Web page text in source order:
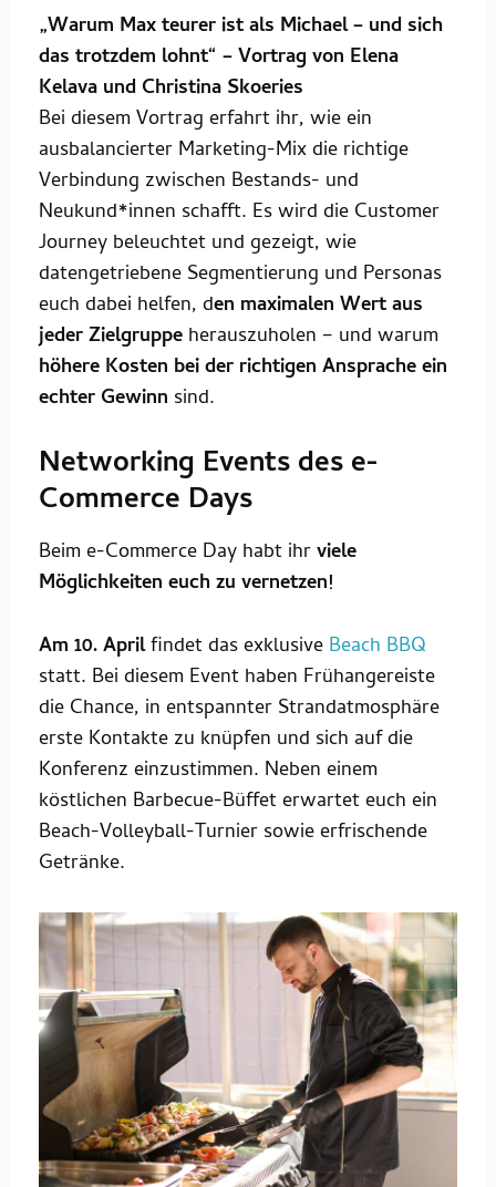
„Warum Max teurer ist als Michael – und sich
das trotzdem lohnt“ – Vortrag von Elena
Kelava und Christina Skoeries
Bei diesem Vortrag erfahrt ihr, wie ein
ausbalancierter Marketing-Mix die richtige
Verbindung zwischen Bestands- und
Neukund*innen schafft. Es wird die Customer
Journey beleuchtet und gezeigt, wie
datengetriebene Segmentierung und Personas
euch dabei helfen, den maximalen Wert aus
jeder Zielgruppe herauszuholen – und warum
höhere Kosten bei der richtigen Ansprache ein
echter Gewinn sind.
Networking Events des e-
Commerce Days
Beim e-Commerce Day habt ihrviele
Möglichkeiten euch zu vernetzen!
Am 10. Aprilfindet das exklusive Beach BBQ
statt. Bei diesem Event haben Frühangereiste
die Chance, in entspannter Strandatmosphäre
erste Kontakte zu knüpfen und sich auf die
Konferenz einzustimmen. Neben einem
köstlichen Barbecue-Büffet erwartet euch ein
Beach-Volleyball-Turnier sowie erfrischende
Getränke.